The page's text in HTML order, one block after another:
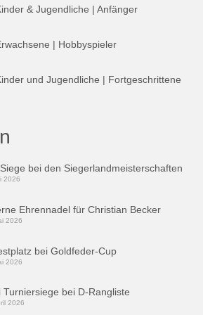
& Jugendliche | Anfänger
| Hobbyspieler
und Jugendliche | Fortgeschrittene
bei den Siegerlandmeisterschaften
2026
Ehrennadel für Christian Becker
2026
bei Goldfeder-Cup
2026
Turniersiege bei D-Rangliste
2026